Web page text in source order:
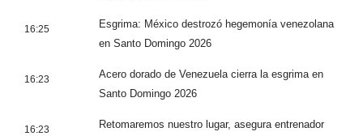
16:25
Esgrima: México destrozó hegemonía venezolana
en Santo Domingo 2026
16:23
Acero dorado de Venezuela cierra la esgrima en
Santo Domingo 2026
16:23
Retomaremos nuestro lugar, asegura entrenador